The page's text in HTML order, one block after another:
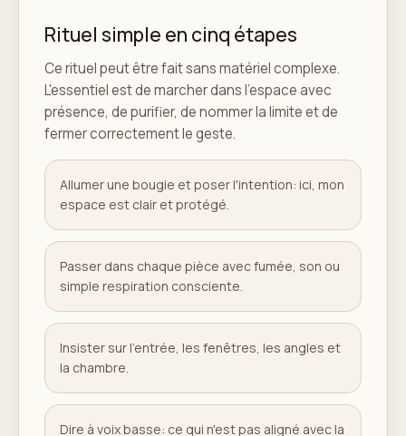
Rituel simple en cinq étapes
Ce rituel peut être fait sans matériel complexe.
L'essentiel est de marcher dans l'espace avec
présence, de purifier, de nommer la limite et de
fermer correctement le geste.
Allumer une bougie et poser l'intention: ici, mon
espace est clair et protégé.
Passer dans chaque pièce avec fumée, son ou
simple respiration consciente.
Insister sur l'entrée, les fenêtres, les angles et
la chambre.
Dire à voix basse: ce qui n'est pas aligné avec la